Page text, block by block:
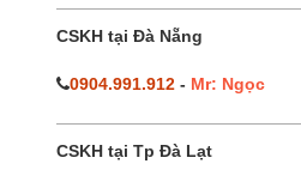
CSKH tại Đà Nẵng
0904.991.912- Mr: Ngọc
CSKH tại Tp Đà Lạt